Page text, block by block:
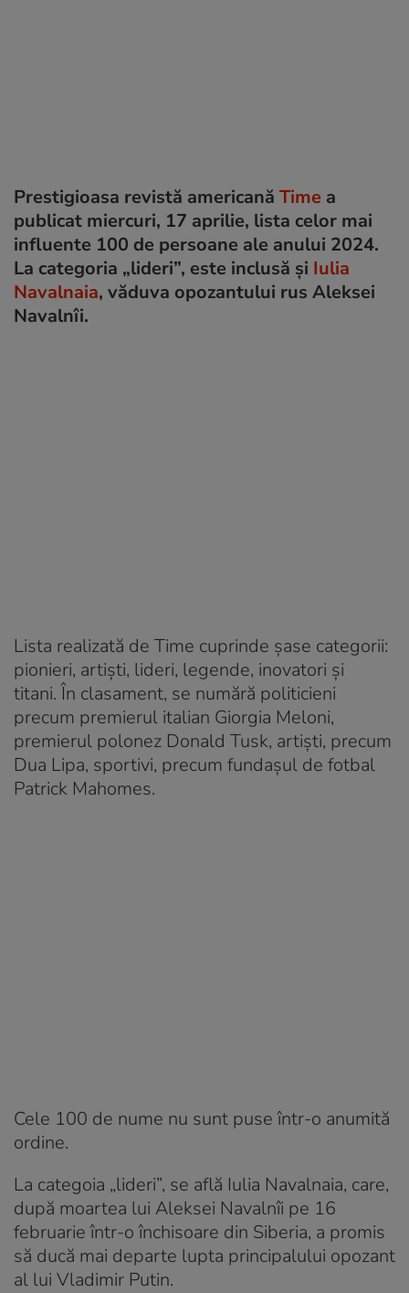
Prestigioasa revistă americană Time a
publicat miercuri, 17 aprilie, lista celor mai
influente 100 de persoane ale anului 2024.
La categoria „lideri”, este inclusă și Iulia
Navalnaia, văduva opozantului rus Aleksei
Navalnîi.
Lista realizată de Time cuprinde șase categorii:
pionieri, artişti, lideri, legende, inovatori şi
titani. În clasament, se numără politicieni
precum premierul italian Giorgia Meloni,
premierul polonez Donald Tusk, artiști, precum
Dua Lipa, sportivi, precum fundașul de fotbal
Patrick Mahomes.
Cele 100 de nume nu sunt puse într-o anumită
ordine.
La categoia „lideri”, se află Iulia Navalnaia, care,
după moartea lui Aleksei Navalnîi pe 16
februarie într-o închisoare din Siberia, a promis
să ducă mai departe lupta principalului opozant
al lui Vladimir Putin.